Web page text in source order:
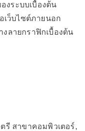
งระบบเบื้องต้น
เว็บไซต์ภายนอก
ลายกราฟิกเบื้องต้น
สาขาคอมพิวเตอร์,